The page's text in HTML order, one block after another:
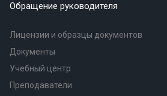
Обращение руководителя
Лицензии и образцы документов
Документы
Учебный центр
Преподаватели